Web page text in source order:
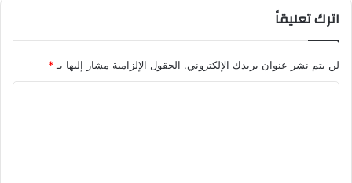
اترك تعليقاً
لن يتم نشر عنوان بريدك الإلكتروني. الحقول الإلزامية مشار إليها بـ*